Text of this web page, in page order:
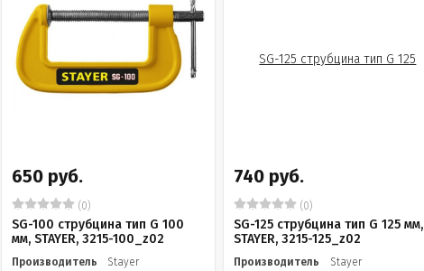
650 руб.
(0)
SG-100 струбцина тип G 100
мм, STAYER, 3215-100_z02
Производитель
Stayer
740 руб.
(0)
SG-125 струбцина тип G 125 мм,
STAYER, 3215-125_z02
Производитель
Stayer